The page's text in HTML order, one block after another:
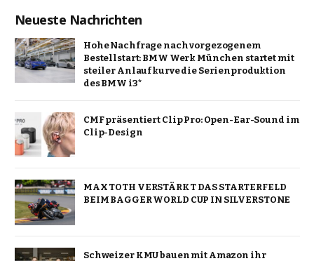
Neueste Nachrichten
Hohe Nachfrage nach vorgezogenem
Bestellstart: BMW Werk München startet mit
steiler Anlaufkurve die Serienproduktion
des BMW i3*
CMF präsentiert Clip Pro: Open-Ear-Sound im
Clip-Design
MAX TOTH VERSTÄRKT DAS STARTERFELD
BEIM BAGGER WORLD CUP IN SILVERSTONE
Schweizer KMU bauen mit Amazon ihr